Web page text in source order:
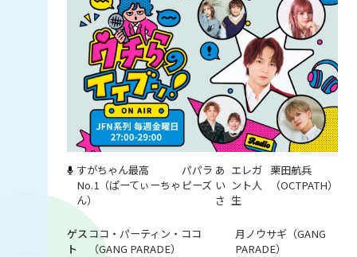
すがちゃん最高
No.1（ぱーてぃーちゃ
ん）
パパラ
ピーズ
あ
い
さ
エレガ
ント人
生
栗田航兵
（OCTPATH）
ココ・パーティン・ココ
（GANG PARADE）
月ノウサギ（GANG
PARADE）